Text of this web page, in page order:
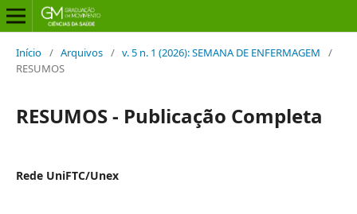
Início / Arquivos / v. 5 n. 1 (2026): SEMANA DE ENFERMAGEM
/
RESUMOS
RESUMOS - Publicação Completa
Rede UniFTC/Unex